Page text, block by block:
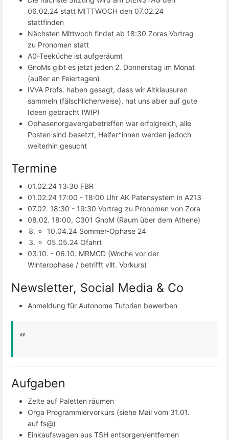
06.02.24 statt MITTWOCH den 07.02.24
stattfinden
Nächsten Mittwoch findet ab 18:30 Zoras Vortrag
zu Pronomen statt
A0-Teeküche ist aufgeräumt
GnoMs gibt es jetzt jeden 2. Donnerstag im Monat
(außer an Feiertagen)
IVVA Profs. haben gesagt, dass wir Altklausuren
sammeln (fälschlicherweise), hat uns aber auf gute
Ideen gebracht (WIP)
Ophasenorgavergabetreffen war erfolgreich, alle
Posten sind besetzt, Helfer*innen werden jedoch
weiterhin gesucht
Termine
01.02.24 13:30 FBR
01.02.24 17:00 - 18:00 Uhr AK Patensystem in A213
07.02. 18:30 - 19:30 Vortrag zu Pronomen von Zora
08.02. 18:00, C301 GnoM (Raum über dem Athene)
10.04.24 Sommer-Ophase 24
05.05.24 Ofahrt
03.10. - 06.10. MRMCD (Woche vor der
Winterophase / betrifft vllt. Vorkurs)
Newsletter, Social Media & Co
Anmeldung für Autonome Tutorien bewerben
Aufgaben
Zelte auf Paletten räumen
Orga Programmiervorkurs (siehe Mail vom 31.01.
auf fs@)
Einkaufswagen aus TSH entsorgen/entfernen